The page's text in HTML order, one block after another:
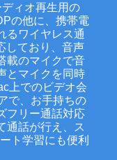
ィオ再生用の
の他に、携帯電
るワイヤレス通
しており、音声
載のマイクで音
とマイクを同時
上でのビデオ会
で、お手持ちの
フリー通話対応
通話が行え、ス
ト学習にも便利